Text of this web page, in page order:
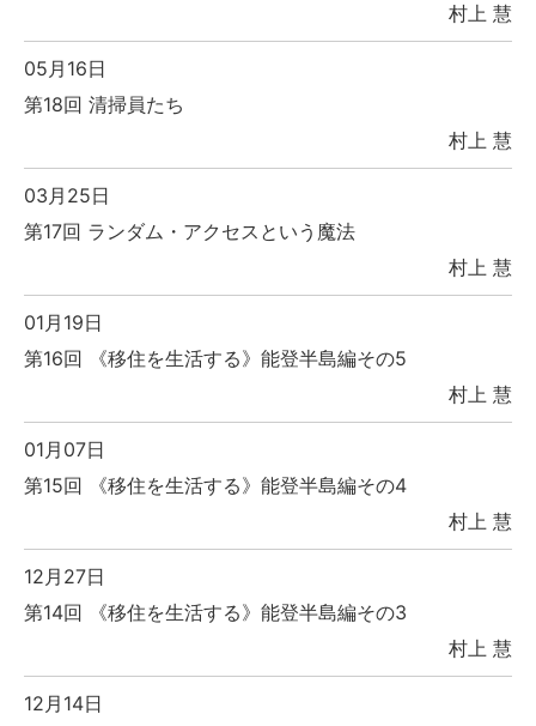
村上 慧
05月16日
第18回 清掃員たち
村上 慧
03月25日
第17回 ランダム・アクセスという魔法
村上 慧
01月19日
第16回 《移住を生活する》能登半島編その5
村上 慧
01月07日
第15回 《移住を生活する》能登半島編その4
村上 慧
12月27日
第14回 《移住を生活する》能登半島編その3
村上 慧
12月14日